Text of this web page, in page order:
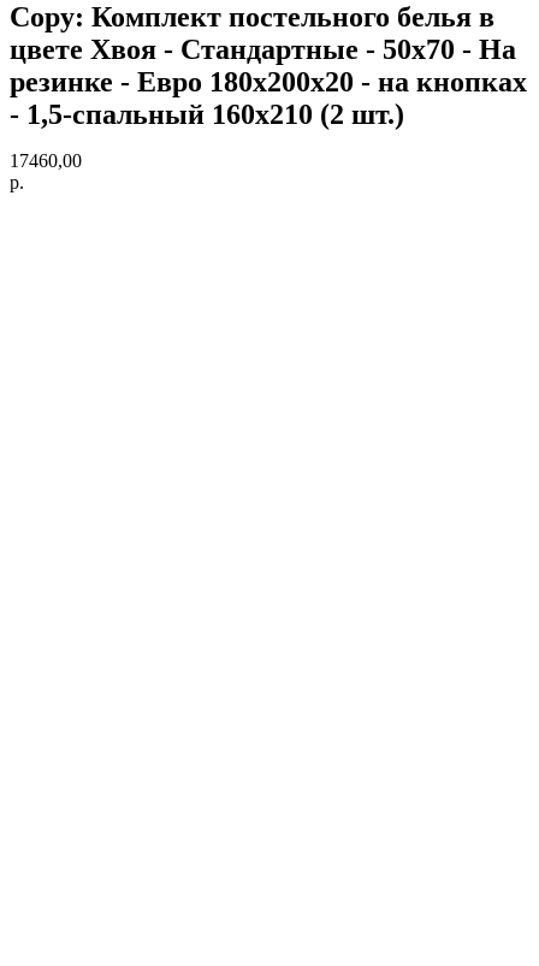
Copy: Комплект постельного белья в
цвете Хвоя - Стандартные - 50х70 - На
резинке - Евро 180х200х20 - на кнопках
- 1,5-спальный 160х210 (2 шт.)
17460,00
р.